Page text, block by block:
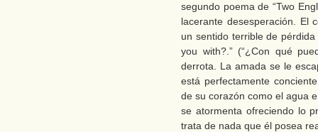
segundo poema de “Two
lacerante desesperación. El
un sentido terrible de
you with?.” (“¿Con qué
derrota. La amada se le
está perfectamente
de su corazón como el agua
se atormenta ofreciendo lo
trata de nada que él posea